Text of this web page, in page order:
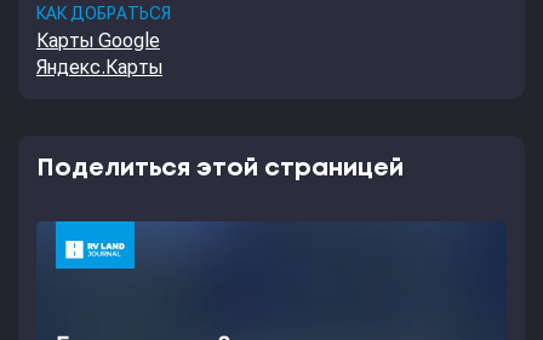
КАК ДОБРАТЬСЯ
Карты Google
Яндекс.Карты
Поделиться этой страницей